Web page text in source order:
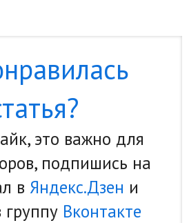
это важно для
подпишись на
в Яндекс.Дзен и
группу Вконтакте